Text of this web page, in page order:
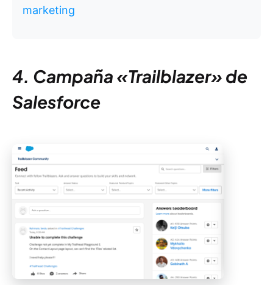
marketing
4. Campaña «Trailblazer» de
Salesforce